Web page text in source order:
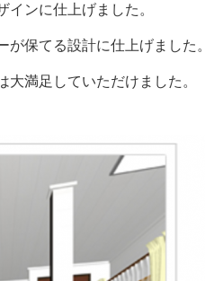
ンに仕上げました。
保てる設計に仕上げました。
満足していただけました。